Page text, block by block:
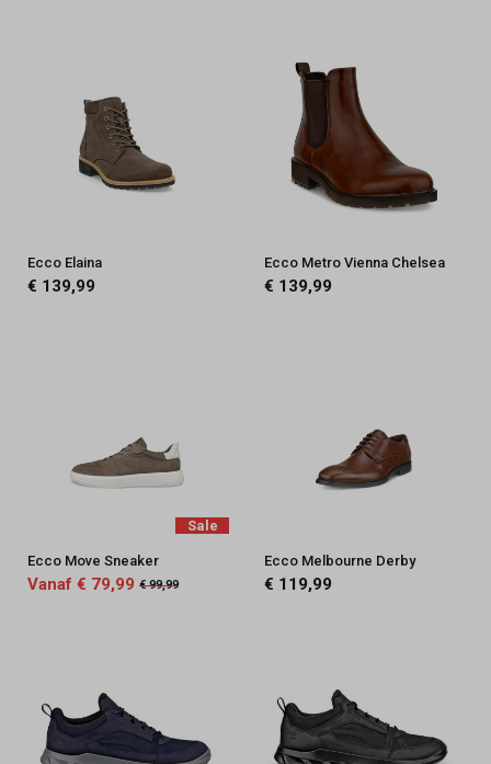
Ecco Elaina
€ 139,99
Ecco Metro Vienna Chelsea
€ 139,99
Sale
Ecco Move Sneaker
Vanaf € 79,99 € 99,99
Ecco Melbourne Derby
€ 119,99